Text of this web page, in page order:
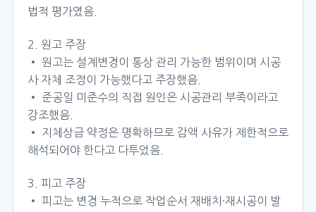
법적 평가였음.
2. 원고 주장
• 원고는 설계변경이 통상 관리 가능한 범위이며 시공
사 자체 조정이 가능했다고 주장했음.
• 준공일 미준수의 직접 원인은 시공관리 부족이라고
강조했음.
• 지체상금 약정은 명확하므로 감액 사유가 제한적으로
해석되어야 한다고 다투었음.
3. 피고 주장
• 피고는 변경 누적으로 작업순서 재배치·재시공이 발